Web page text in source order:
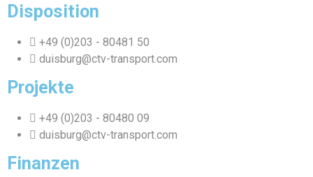
Disposition
+49 (0)203 - 80481 50
duisburg@ctv-transport.com
Projekte
+49 (0)203 - 80480 09
duisburg@ctv-transport.com
Finanzen